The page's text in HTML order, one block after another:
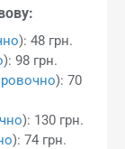
): 48 грн.
): 98 грн.
): 70
): 130 грн.
): 74 грн.